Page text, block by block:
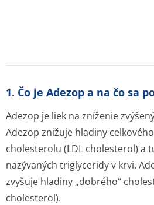
1. Čo je Adezop a na čo sa
Adezop je liek na zníženie
Adezop znižuje hladiny
cholesterolu (LDL cholesterol) a
nazývaných triglyceridy v krvi.
zvyšuje hladiny „dobrého“
cholesterol).